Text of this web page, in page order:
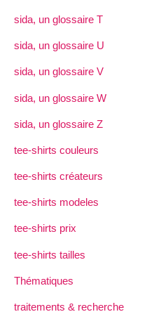
sida, un glossaire T
sida, un glossaire U
sida, un glossaire V
sida, un glossaire W
sida, un glossaire Z
tee-shirts couleurs
tee-shirts créateurs
tee-shirts modeles
tee-shirts prix
tee-shirts tailles
Thématiques
traitements & recherche